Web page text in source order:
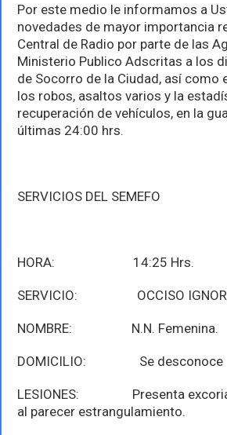
Por este medio le informamos a
novedades de mayor importancia
Central de Radio por parte de las
Ministerio Publico Adscritas a los
de Socorro de la Ciudad, así como
los robos, asaltos varios y la
recuperación de vehículos, en la
últimas 24:00 hrs.
SERVICIOS DEL SEMEFO
HORA: 14:25 Hrs.
SERVICIO: OCCISO
NOMBRE: N.N. Femenina.
DOMICILIO: Se desconoce
LESIONES: Presenta
al parecer estrangulamiento.